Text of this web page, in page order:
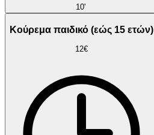
10'
Κούρεμα παιδικό (εώς 15 ετών)
12€